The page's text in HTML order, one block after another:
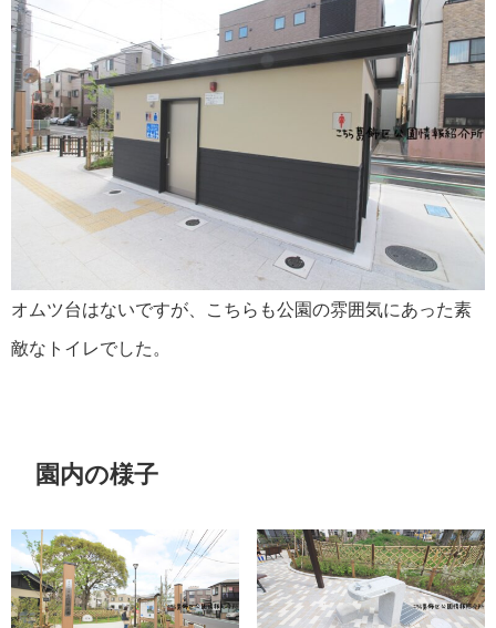
オムツ台はないですが、こちらも公園の雰囲気にあった素
敵なトイレでした。
園内の様子